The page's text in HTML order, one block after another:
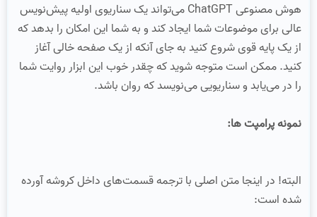
هوش مصنوعی ChatGPT می‌تواند یک سناریوی اولیه پیش‌نویس
عالی برای موضوعات شما ایجاد کند و به شما این امکان را بدهد که
از یک پایه قوی شروع کنید به جای آنکه از یک صفحه خالی آغاز
کنید. ممکن است متوجه شوید که چقدر خوب این ابزار روایت شما
را در می‌یابد و سناریویی می‌نویسد که روان باشد.
نمونه پرامپت ها:
البته! در اینجا متن اصلی با ترجمه قسمت‌های داخل کروشه آورده
شده است: